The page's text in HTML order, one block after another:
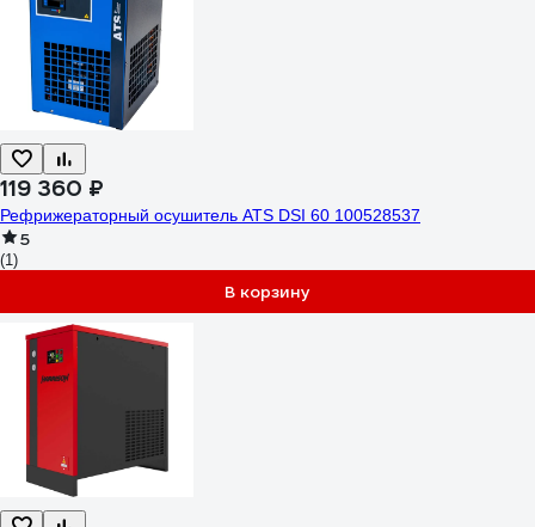
119 360 ₽
Рефрижераторный осушитель ATS DSI 60 100528537
5
(1)
В корзину